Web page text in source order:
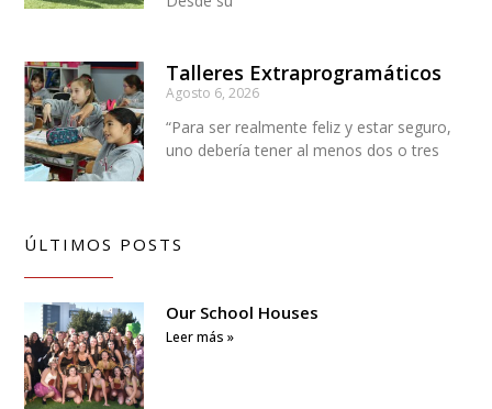
Talleres Extraprogramáticos
Agosto 6, 2026
“Para ser realmente feliz y estar seguro,
uno debería tener al menos dos o tres
ÚLTIMOS POSTS
Our School Houses
Leer más »